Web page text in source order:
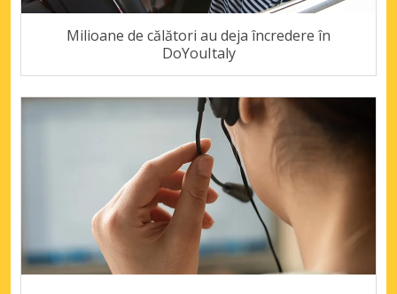
Milioane de călători au deja încredere în
DoYouItaly